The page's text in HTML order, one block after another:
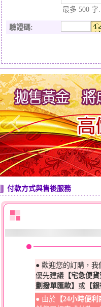
最多 500 字.
驗證碼:
付款方式與售後服務
● 歡迎您的訂購，
優先建議 【宅急便
劃撥單匯款】 或 【
● 由於 【24小時便